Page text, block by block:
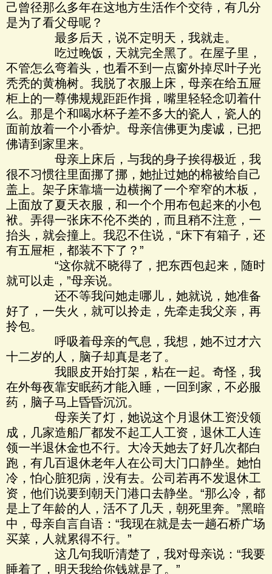
己曾径那么多年在这地方生活作个交待，有几分
是为了看父母呢？
最多后天，说不定明天，我就走。
吃过晚饭，天就完全黑了。在屋子里，
不管怎么弯着头，也看不到一点窗外掉尽叶子光
秃秃的黄桷树。我脱了衣服上床，母亲在给五屉
柜上的一尊佛规规距距作揖，嘴里轻轻念叨着什
么。那是个和喝水杯子差不多大的瓷人，瓷人的
面前放着一个小香炉。母亲信佛更为虔诚，已把
佛请到家里来。
母亲上床后，与我的身子挨得极近，我
很不习惯往里面挪了挪，她扯过她的棉被给自己
盖上。架子床靠墙一边横搁了一个窄窄的木板，
上面放了夏天衣服，和一个个用布包起来的小包
袱。弄得一张床不伦不类的，而且稍不注意，一
抬头，就会撞上。我忍不住说，“床下有箱子，还
有五屉柜，都装不下了？”
“这你就不晓得了，把东西包起来，随时
就可以走，”母亲说。
还不等我问她走哪儿，她就说，她准备
好了，一失火，就可以拎走，先牵走我父亲，再
拎包。
呼吸着母亲的气息，我想，她不过才六
十二岁的人，脑子却真是老了。
我眼皮开始打架，粘在一起。奇怪，我
在外每夜靠安眠药才能入睡，一回到家，不必服
药，脑子马上昏昏沉沉。
母亲关了灯，她说这个月退休工资没领
成，几家造船厂都发不起工人工资，退休工人连
领一半退休金也不行。大冷天她去了好几次都白
跑，有几百退休老年人在公司大门口静坐。她怕
冷，怕心脏犯病，没有去。公司若再不发退休工
资，他们说要到朝天门港口去静坐。“那么冷，都
是上了年龄的人，活不了几天，朝死里奔。”黑暗
中，母亲自言自语：“我现在就是去一趟石桥广场
买菜，人就累得不行。”
这几句我听清楚了，我对母亲说：“我要
睡着了，明天我给你钱就是了。”